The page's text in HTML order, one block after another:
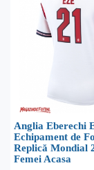
Anglia Eberechi
Echipament de
Replică Mondial
Femei Acasa